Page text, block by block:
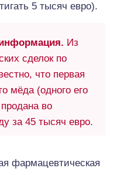
5 тысяч евро).
Из
сделок по
что первая
мёда (одного его
во
за 45 тысяч евро.
фармацевтическая